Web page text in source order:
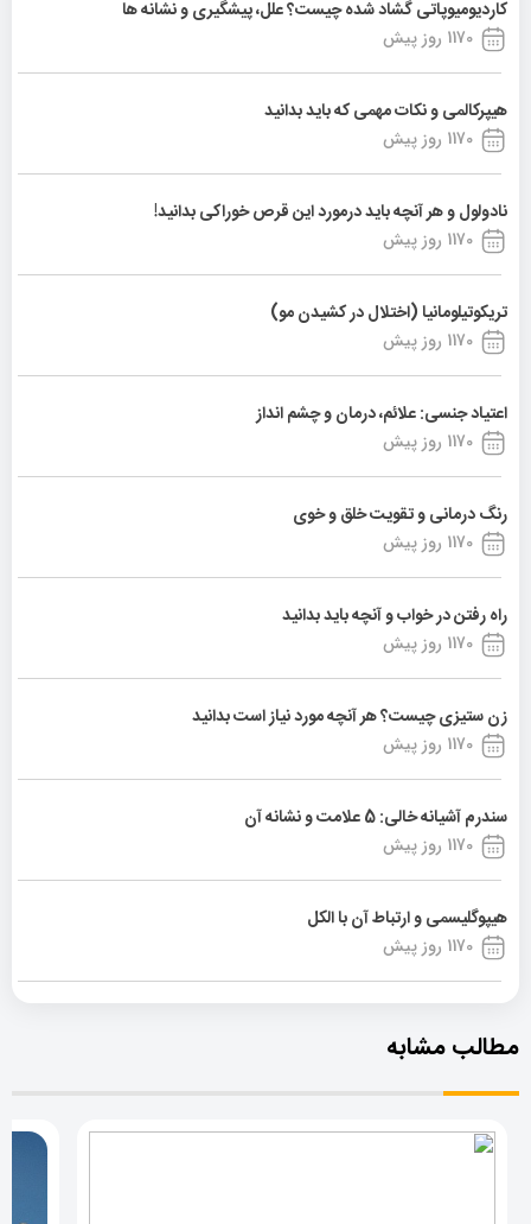
کاردیومیوپاتی گشاد شده چیست؟ علل، پیشگیری و نشانه ها
1170 روز پیش
هیپرکالمی و نکات مهمی که باید بدانید
1170 روز پیش
نادولول و هر آنچه باید درمورد این قرص خوراکی بدانید!
1170 روز پیش
تریکوتیلومانیا (اختلال در کشیدن مو)
1170 روز پیش
اعتیاد جنسی: علائم، درمان و چشم انداز
1170 روز پیش
رنگ درمانی و تقویت خلق و خوی
1170 روز پیش
راه رفتن در خواب و آنچه باید بدانید
1170 روز پیش
زن ستیزی چیست؟ هر آنچه مورد نیاز است بدانید
1170 روز پیش
سندرم آشیانه خالی: 5 علامت و نشانه آن
1170 روز پیش
هیپوگلیسمی و ارتباط آن با الکل
1170 روز پیش
مطالب مشابه